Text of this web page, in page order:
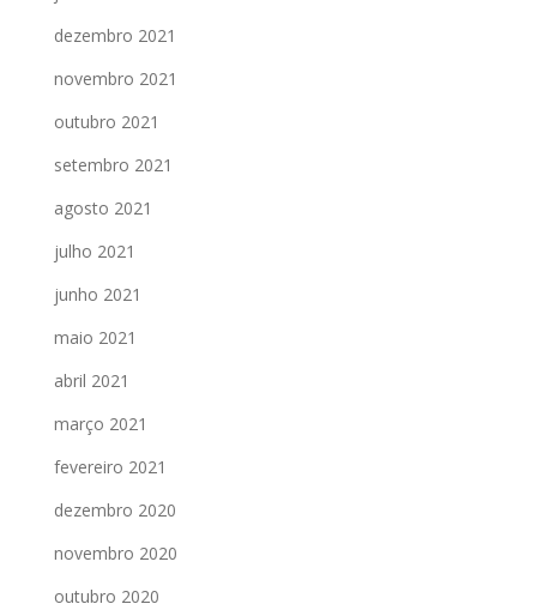
dezembro 2021
novembro 2021
outubro 2021
setembro 2021
agosto 2021
julho 2021
junho 2021
maio 2021
abril 2021
março 2021
fevereiro 2021
dezembro 2020
novembro 2020
outubro 2020